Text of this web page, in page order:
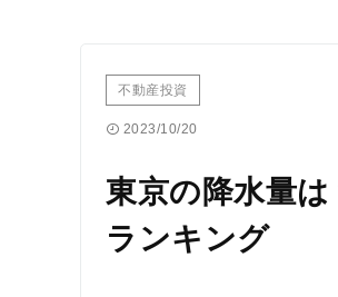
不動産投資
2023/10/20
東京の降水量
ランキング